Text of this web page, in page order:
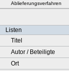
Ablieferungsverfahren
Listen
Titel
Autor / Beteiligte
Ort